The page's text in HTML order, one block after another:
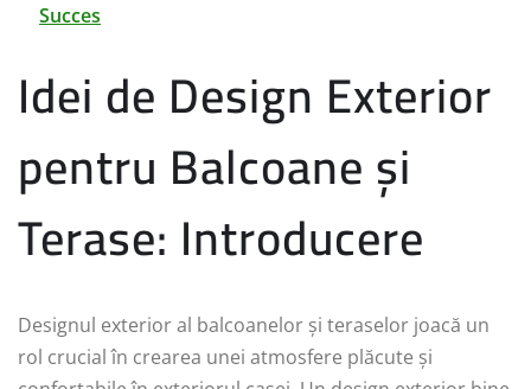
Succes
Idei de Design Exterior
pentru Balcoane și
Terase: Introducere
Designul exterior al balcoanelor și teraselor joacă un
rol crucial în crearea unei atmosfere plăcute și